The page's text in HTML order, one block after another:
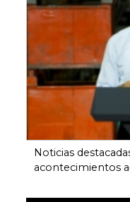
Noticias
acontecimientos